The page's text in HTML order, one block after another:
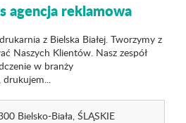
agencja reklamowa
z Bielska Białej. Tworzymy z
Naszych Klientów. Nasz zespół
w branży
drukujem...
Bielsko-Biała, ŚLĄSKIE